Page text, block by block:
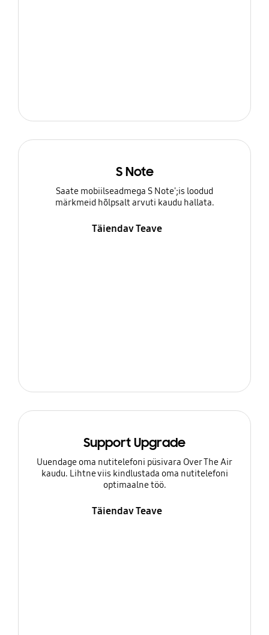
S Note
Saate mobiilseadmega S Note';is loodud
märkmeid hõlpsalt arvuti kaudu hallata.
Täiendav Teave
Support Upgrade
Uuendage oma nutitelefoni püsivara Over The Air
kaudu. Lihtne viis kindlustada oma nutitelefoni
optimaalne töö.
Täiendav Teave